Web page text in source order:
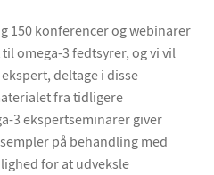
150 konferencer og webinarer
omega-3 fedtsyrer, og vi vil
deltage i disse
fra tidligere
3 ekspertseminarer giver
på behandling med
for at udveksle